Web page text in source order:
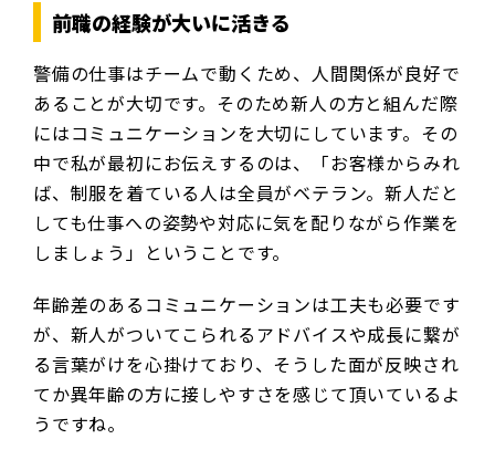
前職の経験が大いに活きる
警備の仕事はチームで動くため、人間関係が良好で
あることが大切です。そのため新人の方と組んだ際
にはコミュニケーションを大切にしています。その
中で私が最初にお伝えするのは、「お客様からみれ
ば、制服を着ている人は全員がベテラン。新人だと
しても仕事への姿勢や対応に気を配りながら作業を
しましょう」ということです。
年齢差のあるコミュニケーションは工夫も必要です
が、新人がついてこられるアドバイスや成長に繋が
る言葉がけを心掛けており、そうした面が反映され
てか異年齢の方に接しやすさを感じて頂いているよ
うですね。